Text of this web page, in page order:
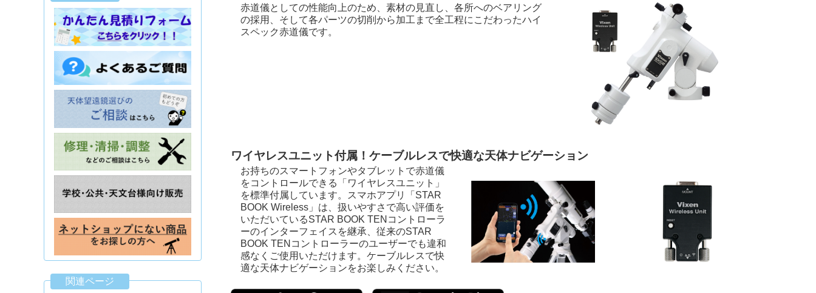
赤道儀としての性能向上のため、素材の見直し、各所へのベアリング
の採用、そして各パーツの切削から加工まで全工程にこだわったハイ
スペック赤道儀です。
ワイヤレスユニット付属！ケーブルレスで快適な天体ナビゲーション
お持ちのスマートフォンやタブレットで赤道儀
をコントロールできる「ワイヤレスユニット」
を標準付属しています。スマホアプリ「STAR
BOOK Wireless」は、扱いやすさで高い評価を
いただいているSTAR BOOK TENコントローラ
ーのインターフェイスを継承、従来のSTAR
BOOK TENコントローラーのユーザーでも違和
感なくご使用いただけます。ケーブルレスで快
適な天体ナビゲーションをお楽しみください。
関連ページ